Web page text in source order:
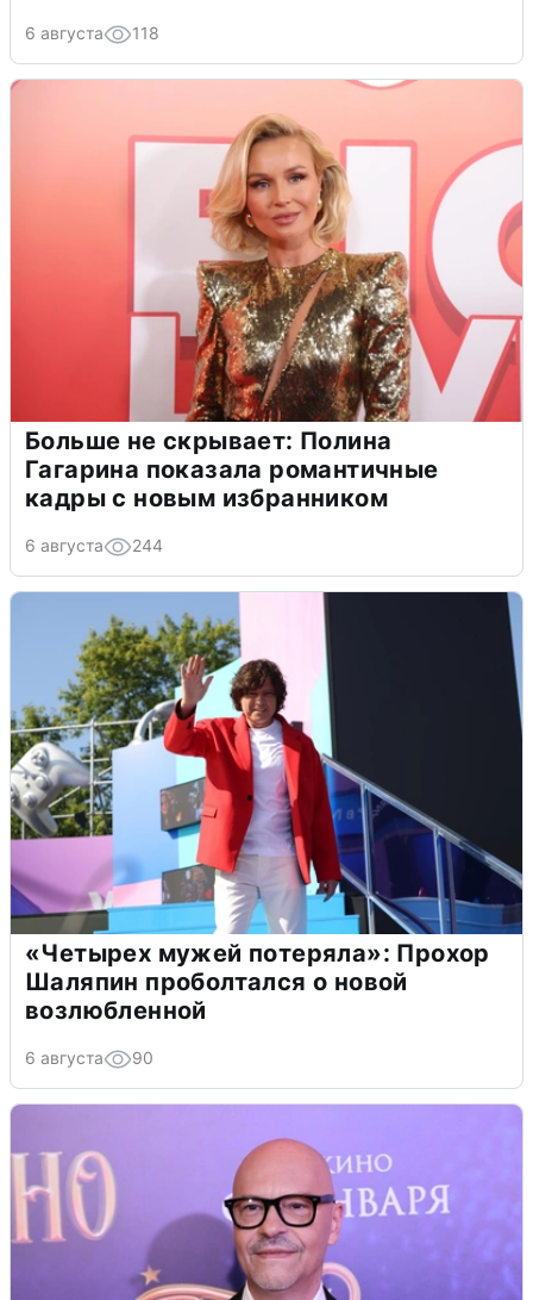
6 августа 118
Больше не скрывает: Полина
Гагарина показала романтичные
кадры с новым избранником
6 августа 244
«Четырех мужей потеряла»: Прохор
Шаляпин проболтался о новой
возлюбленной
6 августа 90